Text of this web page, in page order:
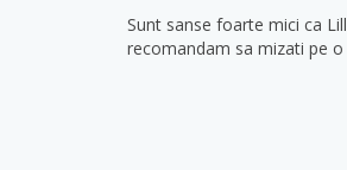
Sunt sanse foarte mici ca
recomandam sa mizati pe